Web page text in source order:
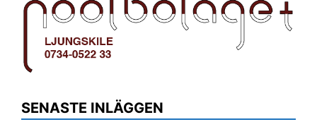
SENASTE INLÄGGEN